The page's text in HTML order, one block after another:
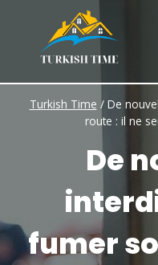
content
Turkish Time / De
route : il ne
De
fumer